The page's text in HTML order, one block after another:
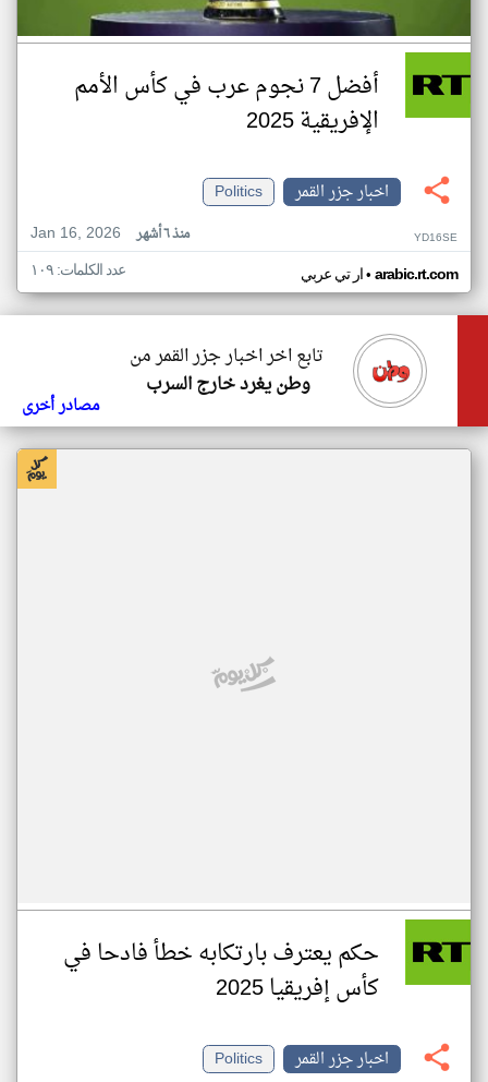
أفضل 7 نجوم عرب في كأس الأمم
الإفريقية 2025
اخبار جزر القمر
Politics
Jan 16, 2026
منذ ٦ أشهر YD16SE
ار تي عربي• arabic.rt.com عدد الكلمات: ١٠٩
تابع اخر اخبار جزر القمر من
وطن يغرد خارج السرب
مصادر أخرى
حكم يعترف بارتكابه خطأ فادحا في
كأس إفريقيا 2025
اخبار جزر القمر
Politics